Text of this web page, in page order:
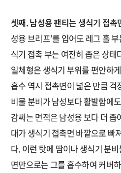
셋째. 남성용 팬티는 생식기 접
성용 브리프’를 입어도 레그 홀
식기 접촉 부는 여전히 좁은 상
일체형은 생식기 부위를 편안하
흡수 역시 접촉면이 넓은 만큼
비물 분비가 남성보다 활발함에
감싸는 면적은 남성용 보다 더 좁
대가 생식기 접촉면 바깥으로 빠
다. 이런 탓에 땀이나 생식기 분
면만으로는 그를 흡수하여 커버